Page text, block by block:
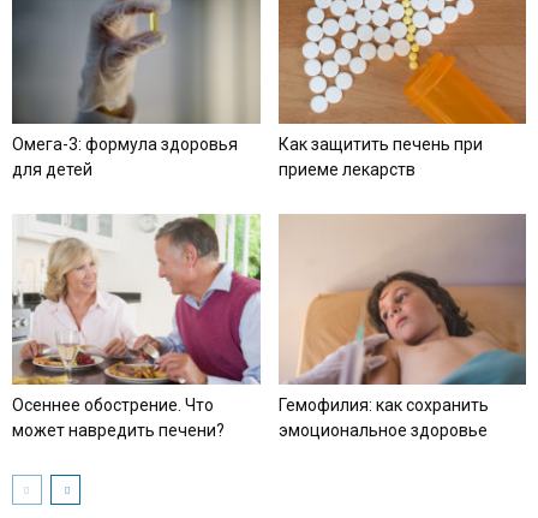
Омега-3: формула здоровья
для детей
Как защитить печень при
приеме лекарств
Осеннее обострение. Что
может навредить печени?
Гемофилия: как сохранить
эмоциональное здоровье